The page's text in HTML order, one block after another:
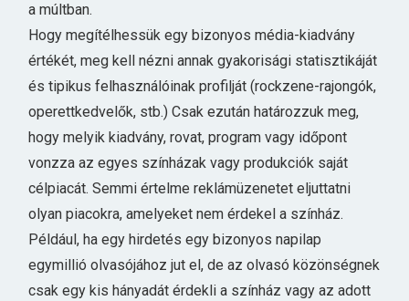
a múltban.
Hogy megítélhessük egy bizonyos média-kiadvány
értékét, meg kell nézni annak gyakorisági statisztikáját
és tipikus felhasználóinak profilját (rockzene-rajongók,
operettkedvelők, stb.) Csak ezután határozzuk meg,
hogy melyik kiadvány, rovat, program vagy időpont
vonzza az egyes színházak vagy produkciók saját
célpiacát. Semmi értelme reklámüzenetet eljuttatni
olyan piacokra, amelyeket nem érdekel a színház.
Például, ha egy hirdetés egy bizonyos napilap
egymillió olvasójához jut el, de az olvasó közönségnek
csak egy kis hányadát érdekli a színház vagy az adott